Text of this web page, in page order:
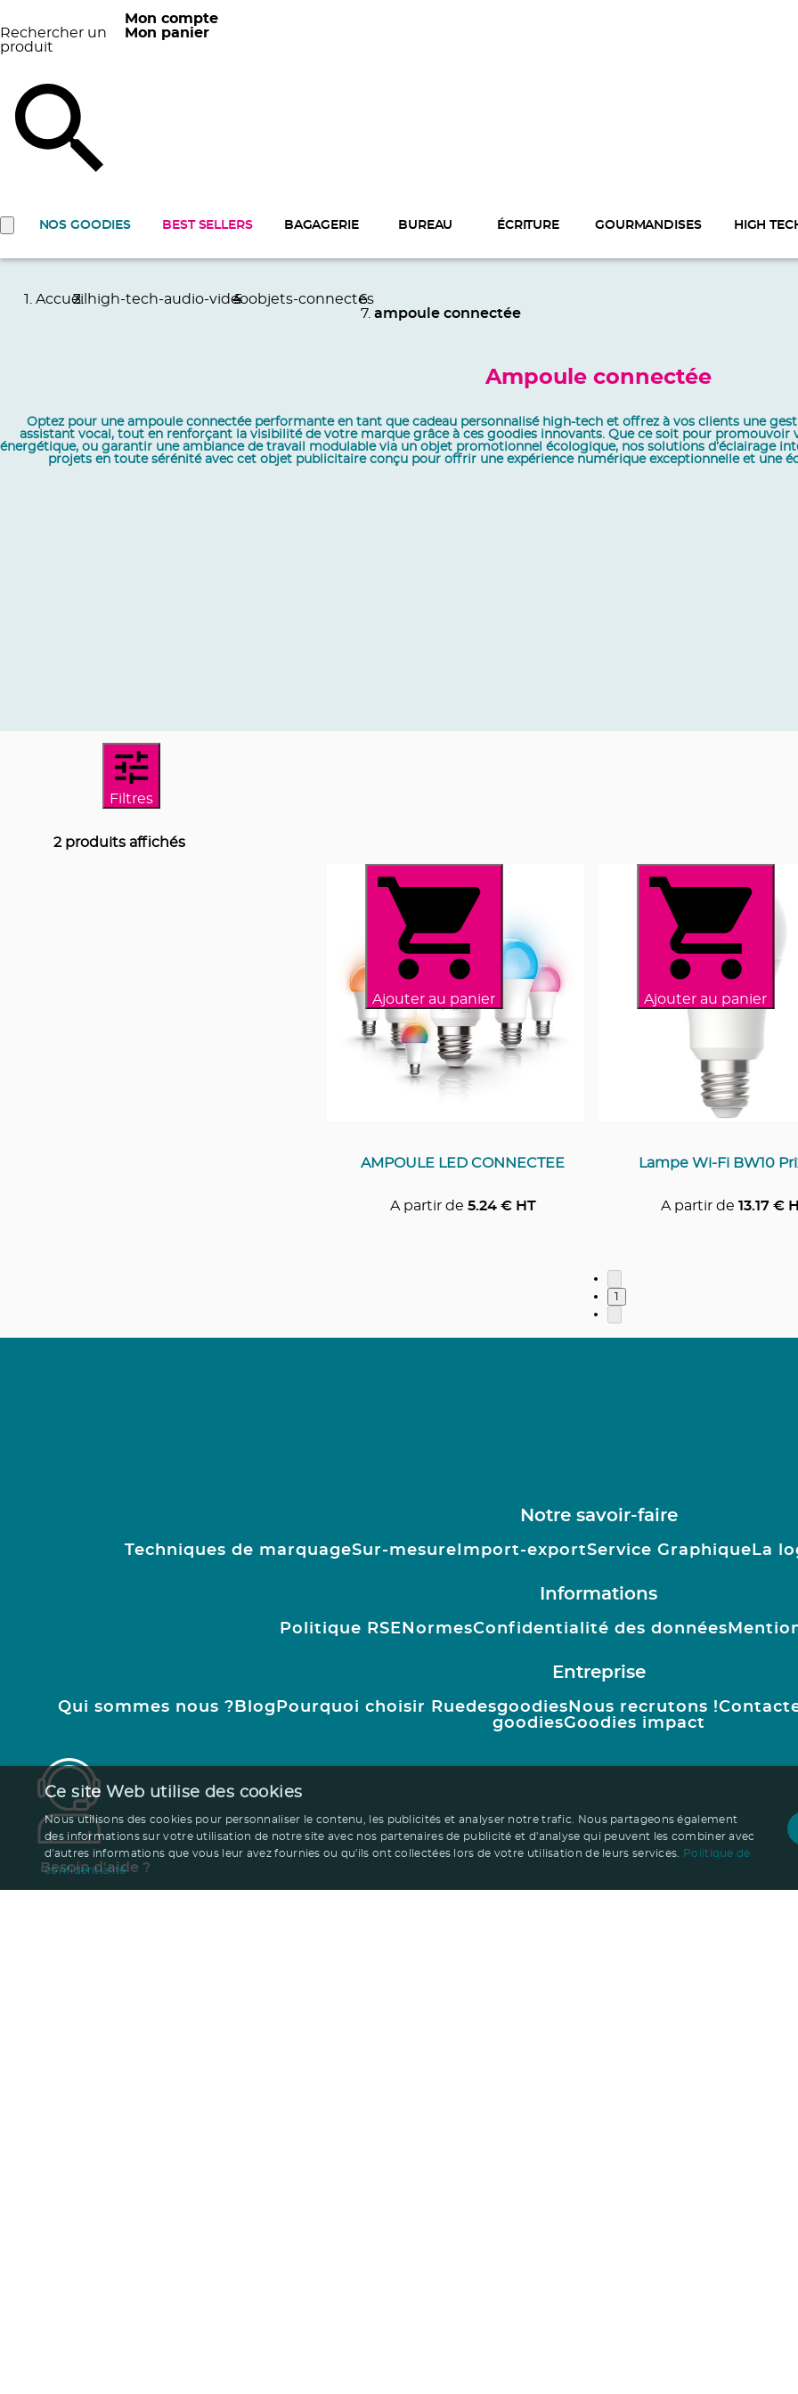
Rechercher un
produit
Mon compte
Mon panier
NOS GOODIES BEST SELLERS BAGAGERIE BUREAU ÉCRITURE GOURMANDISES HIGH
Accueil high-tech-audio-videoobjets-connectes
ampoule connectée
Ampoule connectée
Optez pour une ampoule connectée performante en tant que cadeau personnalisé high-tech et offrez à vos clients une
assistant vocal, tout en renforçant la visibilité de votre marque grâce à ces goodies innovants. Que ce soit pour
énergétique, ou garantir une ambiance de travail modulable via un objet promotionnel écologique, nos solutions d’éclairage
projets en toute sérénité avec cet objet publicitaire conçu pour offrir une expérience numérique exceptionnelle et une
Filtres
2 produits affichés
Ajouter au panier
AMPOULE LED CONNECTEE
A partir de 5.24€ HT
Ajouter au panier
Lampe Wi-Fi BW10
A partir de 13.17€
1
Notre savoir-faire
Techniques de marquageSur-mesure Import-exportService Graphique La
Informations
Politique RSE NormesConfidentialité des données
Entreprise
Qui sommes nous ? Blog Pourquoi choisir Ruedesgoodies Nous recrutons !
goodiesGoodies impact
Besoin d'aide ?
Ce site Web utilise des cookies
Nous utilisons des cookies pour personnaliser le contenu, les publicités et analyser notre trafic. Nous partageons également
des informations sur votre utilisation de notre site avec nos partenaires de publicité et d'analyse qui peuvent les combiner avec
d'autres informations que vous leur avez fournies ou qu'ils ont collectées lors de votre utilisation de leurs services.
Politique de
confidentialité